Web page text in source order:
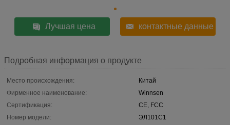
Лучшая цена контактные данные
Подробная информация о продукте
Место происхождения:
Китай
Фирменное наименование:
Winnsen
Сертификация:
CE, FCC
Номер модели:
ЭЛ101С1